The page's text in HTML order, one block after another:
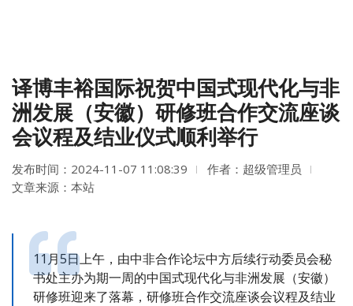
译博丰裕国际祝贺中国式现代化与非
洲发展（安徽）研修班合作交流座谈
会议程及结业仪式顺利举行
发布时间：2024-11-07 11:08:39
作者：超级管理员
文章来源：本站
11月5日上午，由中非合作论坛中方后续行动委员会秘
书处主办为期一周的中国式现代化与非洲发展（安徽）
研修班迎来了落幕，研修班合作交流座谈会议程及结业